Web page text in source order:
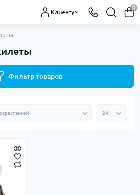
Клиенту
0
Фильтр товаров